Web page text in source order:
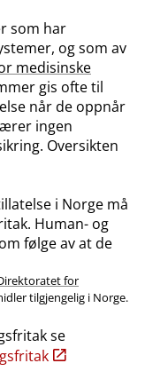
som har
og som av
medisinske
gis ofte til
når de oppnår
ingen
Oversikten
i Norge må
Human- og
følge av at de
for
tilgjengelig i Norge.
se